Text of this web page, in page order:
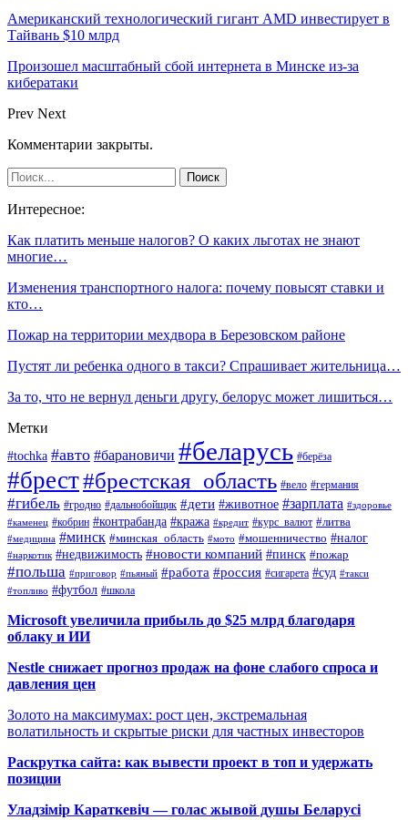
Американский технологический гигант AMD инвестирует в
Тайвань $10 млрд
Произошел масштабный сбой интернета в Минске из-за
кибератаки
Prev Next
Комментарии закрыты.
Интересное:
Как платить меньше налогов? О каких льготах не знают
многие…
Изменения транспортного налога: почему повысят ставки и
кто…
Пожар на территории мехдвора в Березовском районе
Пустят ли ребенка одного в такси? Спрашивает жительница…
За то, что не вернул деньги другу, белорус может лишиться…
Метки
#tochka #авто #барановичи #беларусь #берёза
#брест#брестская_область #вело #германия
#гибель #гродно #дальнобойщик #дети #животное #зарплата #здоровье
#каменец #кобрин #контрабанда #кража #кредит #курс_валют #литва
#медицина #минск #минская_область #мото #мошенничество #налог
#наркотик #недвижимость #новости компаний #пинск #пожар
#польша #приговор #пьяный #работа #россия #сигарета #суд #такси
#топливо #футбол #школа
Microsoft увеличила прибыль до $25 млрд благодаря
облаку и ИИ
Nestle снижает прогноз продаж на фоне слабого спроса и
давления цен
Золото на максимумах: рост цен, экстремальная
волатильность и скрытые риски для частных инвесторов
Раскрутка сайта: как вывести проект в топ и удержать
позиции
Уладзімір Караткевіч — голас жывой душы Беларусі